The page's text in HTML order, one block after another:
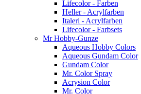
Lifecolor - Farben
Heller - Acrylfarben
Italeri - Acrylfarben
Lifecolor - Farbsets
Mr Hobby-Gunze
Aqueous Hobby Colors
Aqueous Gundam Color
Gundam Color
Mr. Color Spray
Acrysion Color
Mr. Color